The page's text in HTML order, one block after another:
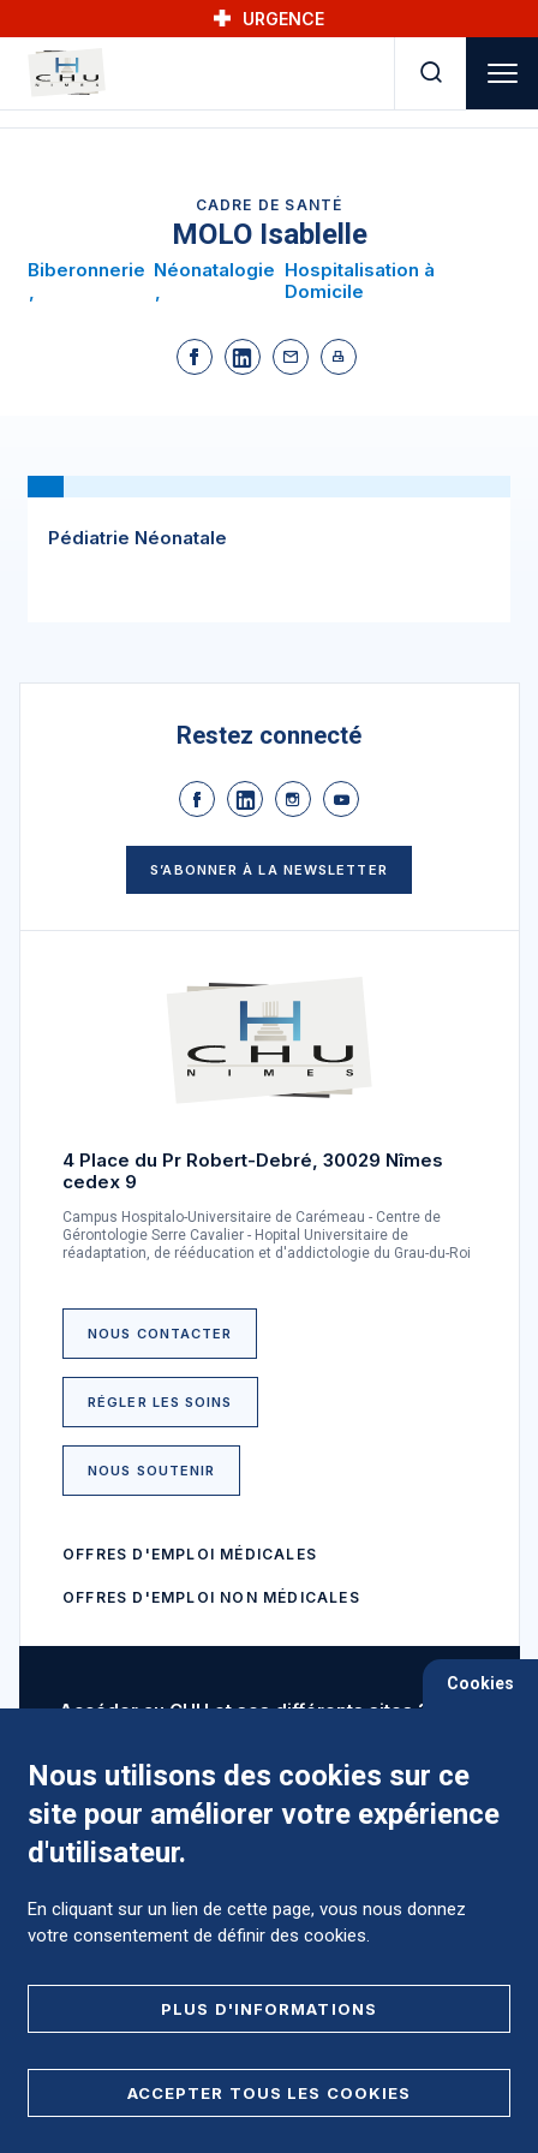
URGENCE
CADRE DE SANTÉ
MOLO Isablelle
Biberonnerie Néonatalogie Hospitalisation à
Domicile
Pédiatrie Néonatale
Restez connecté
S’ABONNER À LA NEWSLETTER
4 Place du Pr Robert-Debré, 30029 Nîmes
cedex 9
Campus Hospitalo-Universitaire de Carémeau - Centre de
Gérontologie Serre Cavalier - Hopital Universitaire de
réadaptation, de rééducation et d'addictologie du Grau-du-Roi
NOUS CONTACTER
RÉGLER LES SOINS
NOUS SOUTENIR
OFFRES D'EMPLOI MÉDICALES
OFFRES D'EMPLOI NON MÉDICALES
Accéder au CHU et ses différents sites ?
Comment préparer mon hospitalisation ?
Cookies
Nous utilisons des cookies sur ce
site pour améliorer votre expérience
d'utilisateur.
En cliquant sur un lien de cette page, vous nous donnez
votre consentement de définir des cookies.
PLUS D'INFORMATIONS
ACCEPTER TOUS LES COOKIES